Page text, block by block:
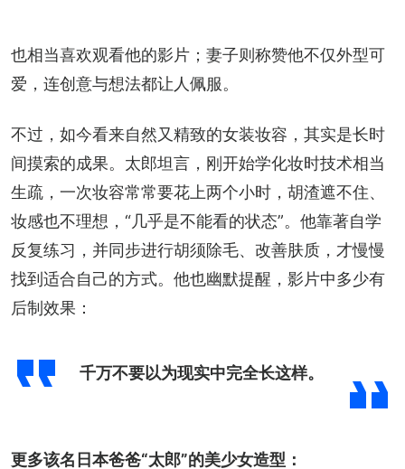
也相当喜欢观看他的影片；妻子则称赞他不仅外型可
爱，连创意与想法都让人佩服。
不过，如今看来自然又精致的女装妆容，其实是长时
间摸索的成果。太郎坦言，刚开始学化妆时技术相当
生疏，一次妆容常常要花上两个小时，胡渣遮不住、
妆感也不理想，“几乎是不能看的状态”。他靠著自学
反复练习，并同步进行胡须除毛、改善肤质，才慢慢
找到适合自己的方式。他也幽默提醒，影片中多少有
后制效果：
千万不要以为现实中完全长这样。
更多该名日本爸爸“太郎”的美少女造型：